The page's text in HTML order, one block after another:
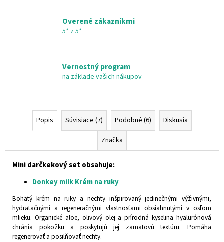
Overené zákazníkmi
5* z 5*
Vernostný program
na základe vašich nákupov
Popis Súvisiace (7) Podobné (6)
Diskusia
Značka
Mini darčkekový set obsahuje:
Donkey milk Krém na ruky
Bohatý krém na ruky a nechty inšpirovaný jedinečnými výživnými,
hydratačnými a regeneračnými vlastnosťami obsiahnutými v osľom
mlieku. Organické aloe, olivový olej a prírodná kyselina hyalurónová
chránia pokožku a poskytujú jej zamatovú textúru. Pomáha
regenerovať a posilňovať nechty.